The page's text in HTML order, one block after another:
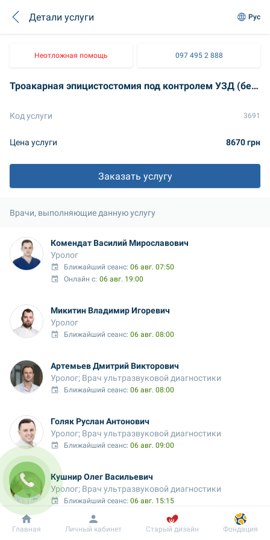
Детали услуги Рус
Неотложная помощь 097 495 2 888
Троакарная эпицистостомия под контролем УЗД (без учета стоимости цистостомы)
Код услуги 3691
Цена услуги 8670 грн
Заказать услугу
Врачи, выполняющие данную услугу
Комендат Василий Мирославович
Уролог
Ближайший сеанс: 06 авг. 07:50
Онлайн с: 06 авг. 19:00
Микитин Владимир Игоревич
Уролог
Ближайший сеанс: 06 авг. 08:00
Артемьев Дмитрий Викторович
Уролог; Врач ультразвуковой диагностики
Ближайший сеанс: 06 авг. 08:00
Голяк Руслан Антонович
Уролог; Врач ультразвуковой диагностики
Ближайший сеанс: 06 авг. 09:00
Кушнир Олег Васильевич
Уролог; Врач ультразвуковой диагностики
Ближайший сеанс: 06 авг. 15:15
Онлайн с:
Добробут Информация Пациенту
Главная Личный кабинет Старый дизайн Фондация